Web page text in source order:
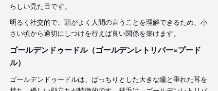
らしい見た目です。
明るく社交的で、頭がよく人間の言うことを理解できるため、小
さい頃から適切にしつけを行えば良い関係を築けます。
ゴールデンドゥードル（ゴールデンレトリバー×プード
ル）
ゴールデンドゥードルは、ぱっちりとした大きな瞳と垂れた耳を